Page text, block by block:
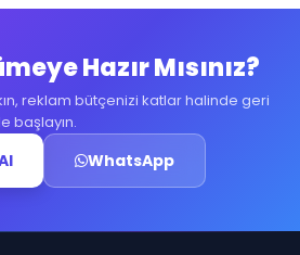
Hazır Mısınız?
reklam bütçenizi katlar halinde geri
başlayın.
WhatsApp